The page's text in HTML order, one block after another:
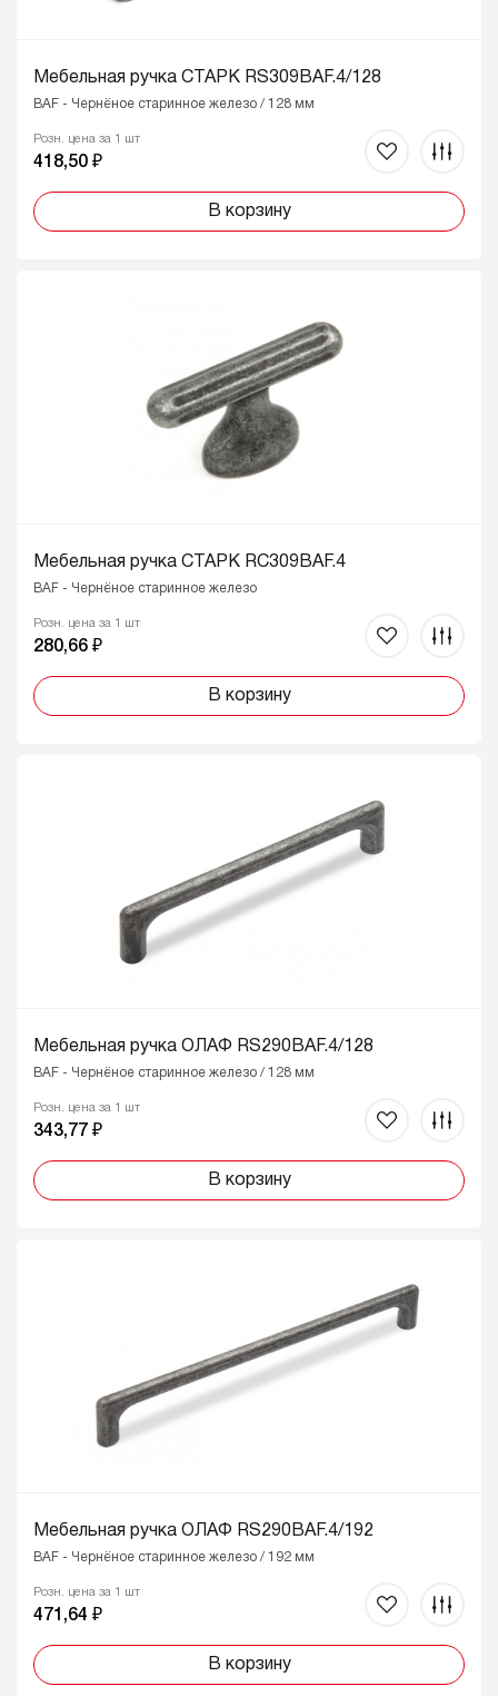
Мебельная ручка СТАРК RS309BAF.4/128
BAF - Чернёное старинное железо / 128 мм
Розн. цена за 1 шт
418,50 ₽
В корзину
Мебельная ручка СТАРК RC309BAF.4
BAF - Чернёное старинное железо
Розн. цена за 1 шт
280,66 ₽
В корзину
Мебельная ручка ОЛАФ RS290BAF.4/128
BAF - Чернёное старинное железо / 128 мм
Розн. цена за 1 шт
343,77 ₽
В корзину
Мебельная ручка ОЛАФ RS290BAF.4/192
BAF - Чернёное старинное железо / 192 мм
Розн. цена за 1 шт
471,64 ₽
В корзину